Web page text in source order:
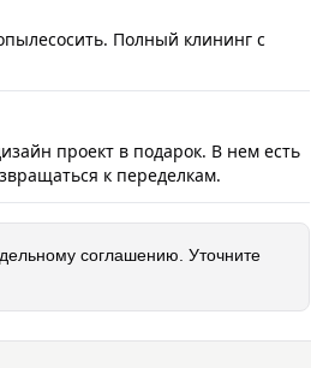
Полный клининг с
проект в подарок. В нем есть
к переделкам.
соглашению. Уточните